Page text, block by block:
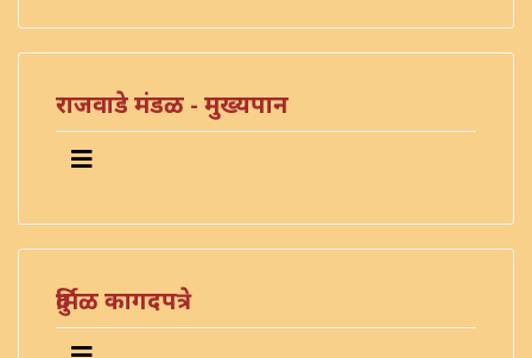
राजवाडे मंडळ - मुख्यपान
दुर्मिळ कागदपत्रे